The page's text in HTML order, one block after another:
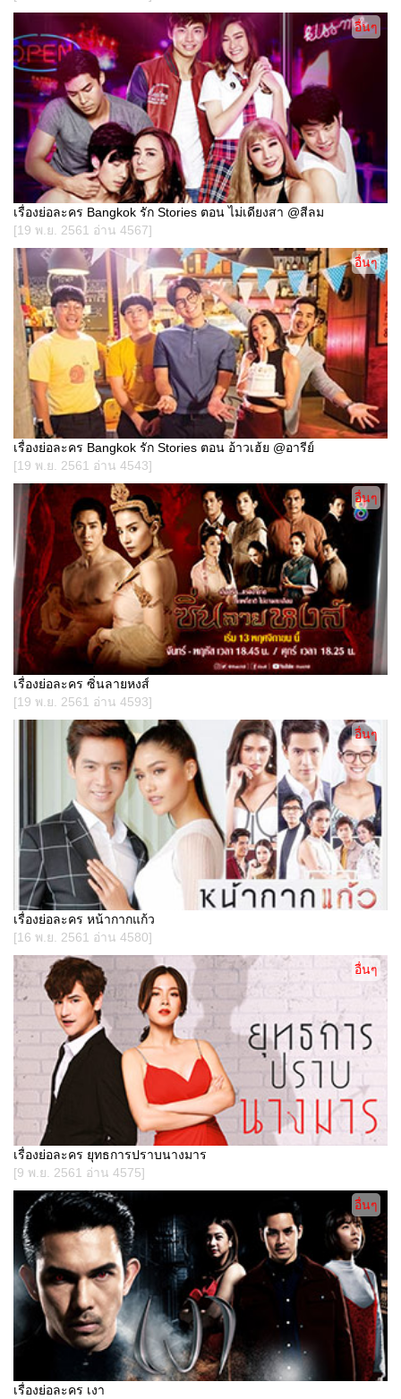
เรื่องย่อละคร Bangkok รัก Stories ตอน ไม่เดียงสา @สีลม
[19 พ.ย. 2561 อ่าน 4567]
อื่นๆ
เรื่องย่อละคร Bangkok รัก Stories ตอน อ้าวเฮ้ย @อารีย์
[19 พ.ย. 2561 อ่าน 4543]
อื่นๆ
เรื่องย่อละคร ซิ่นลายหงส์
[19 พ.ย. 2561 อ่าน 4593]
อื่นๆ
เรื่องย่อละคร หน้ากากแก้ว
[16 พ.ย. 2561 อ่าน 4580]
อื่นๆ
เรื่องย่อละคร ยุทธการปราบนางมาร
[9 พ.ย. 2561 อ่าน 4575]
อื่นๆ
เรื่องย่อละคร เงา
อื่นๆ